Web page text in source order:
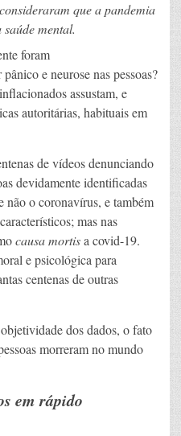
que a pandemia
mental.
foram
e neurose nas pessoas?
assustam, e
autoritárias, habituais em
de vídeos denunciando
devidamente identificadas
não o coronavírus, e também
mas nas
causa mortisa covid-19.
e psicológica para
centenas de outras
dos dados, o fato
morreram no mundo
em rápido